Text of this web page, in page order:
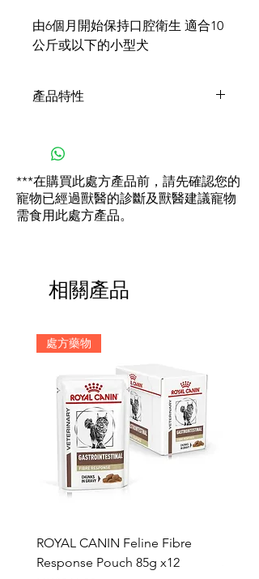
由6個月開始保持口腔衛生 適合10
公斤或以下的小型犬
產品特性
和外形在咀嚼時能對牙菌膜和
控制牙石齒積聚 - 多磷酸與唾
液中的鈣結合，使它不能形成
牙石
酸) 的份量能減少水份經皮膚流
失，加強皮膚的屏障作用
液中草鈣酸和鳥糞石結晶的飽
***在購買此處方產品前，請先確認您的
寵物已經過獸醫的診斷及獸醫建議寵物
需食用此處方產品。
相關產品
處方藥物
ROYAL CANIN Feline Fibre
Response Pouch 85g x12